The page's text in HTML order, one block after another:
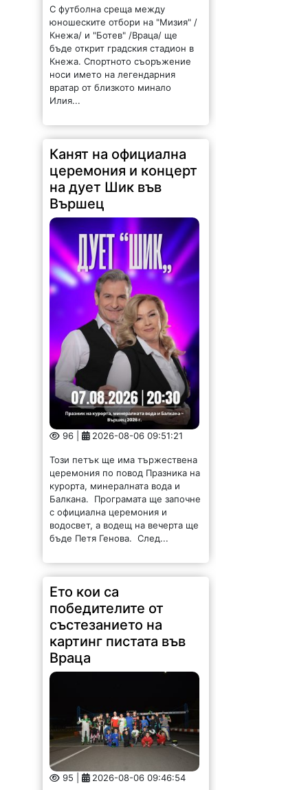
С футболна среща между
юношеските отбори на "Мизия" /
Кнежа/ и "Ботев" /Враца/ ще
бъде открит градския стадион в
Кнежа. Спортното съоръжение
носи името на легендарния
вратар от близкото минало
Илия...
Канят на официална
церемония и концерт
на дует Шик във
Вършец
96 | 2026-08-06 09:51:21
Този петък ще има тържествена
церемония по повод Празника на
курорта, минералната вода и
Балкана. Програмата ще започне
с официална церемония и
водосвет, а водещ на вечерта ще
бъде Петя Генова. След...
Ето кои са
победителите от
състезанието на
картинг пистата във
Враца
95 | 2026-08-06 09:46:54